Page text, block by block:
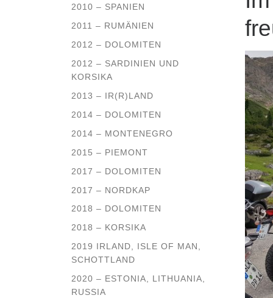
2010 – SPANIEN
2011 – RUMÄNIEN
2012 – DOLOMITEN
2012 – SARDINIEN UND
KORSIKA
2013 – IR(R)LAND
2014 – DOLOMITEN
2014 – MONTENEGRO
2015 – PIEMONT
2017 – DOLOMITEN
2017 – NORDKAP
2018 – DOLOMITEN
2018 – KORSIKA
2019 IRLAND, ISLE OF MAN,
SCHOTTLAND
2020 – ESTONIA, LITHUANIA,
RUSSIA